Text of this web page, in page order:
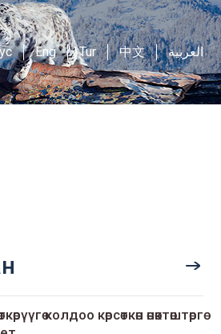
Eng Tur 中文 العربية
колдоо көрсөткөн өнөктөштөргө